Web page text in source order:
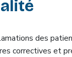
des
correctives et